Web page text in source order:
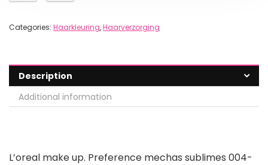
Categories: Haarkleuring,Haarverzorging
Description
Additional information
L’oreal make up. Preference mechas sublimes 004-